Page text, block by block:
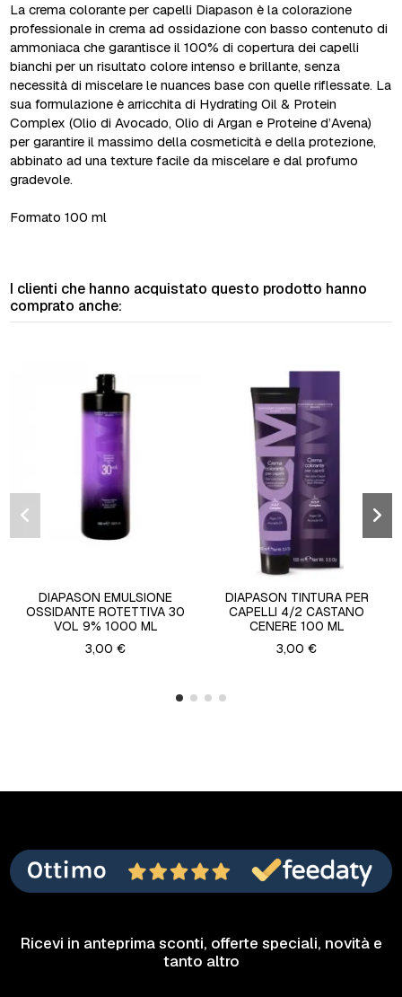
La crema colorante per capelli Diapason è la colorazione
professionale in crema ad ossidazione con basso contenuto di
ammoniaca che garantisce il 100% di copertura dei capelli
bianchi per un risultato colore intenso e brillante, senza
necessità di miscelare le nuances base con quelle riflessate. La
sua formulazione è arricchita di Hydrating Oil & Protein
Complex (Olio di Avocado, Olio di Argan e Proteine d’Avena)
per garantire il massimo della cosmeticità e della protezione,
abbinato ad una texture facile da miscelare e dal profumo
gradevole.
Formato 100 ml
I clienti che hanno acquistato questo prodotto hanno
comprato anche:
DIAPASON EMULSIONE
OSSIDANTE ROTETTIVA 30
VOL 9% 1000 ML
3,00 €
DIAPASON TINTURA PER
CAPELLI 4/2 CASTANO
CENERE 100 ML
3,00 €
Ricevi in anteprima sconti, offerte speciali, novità e
tanto altro